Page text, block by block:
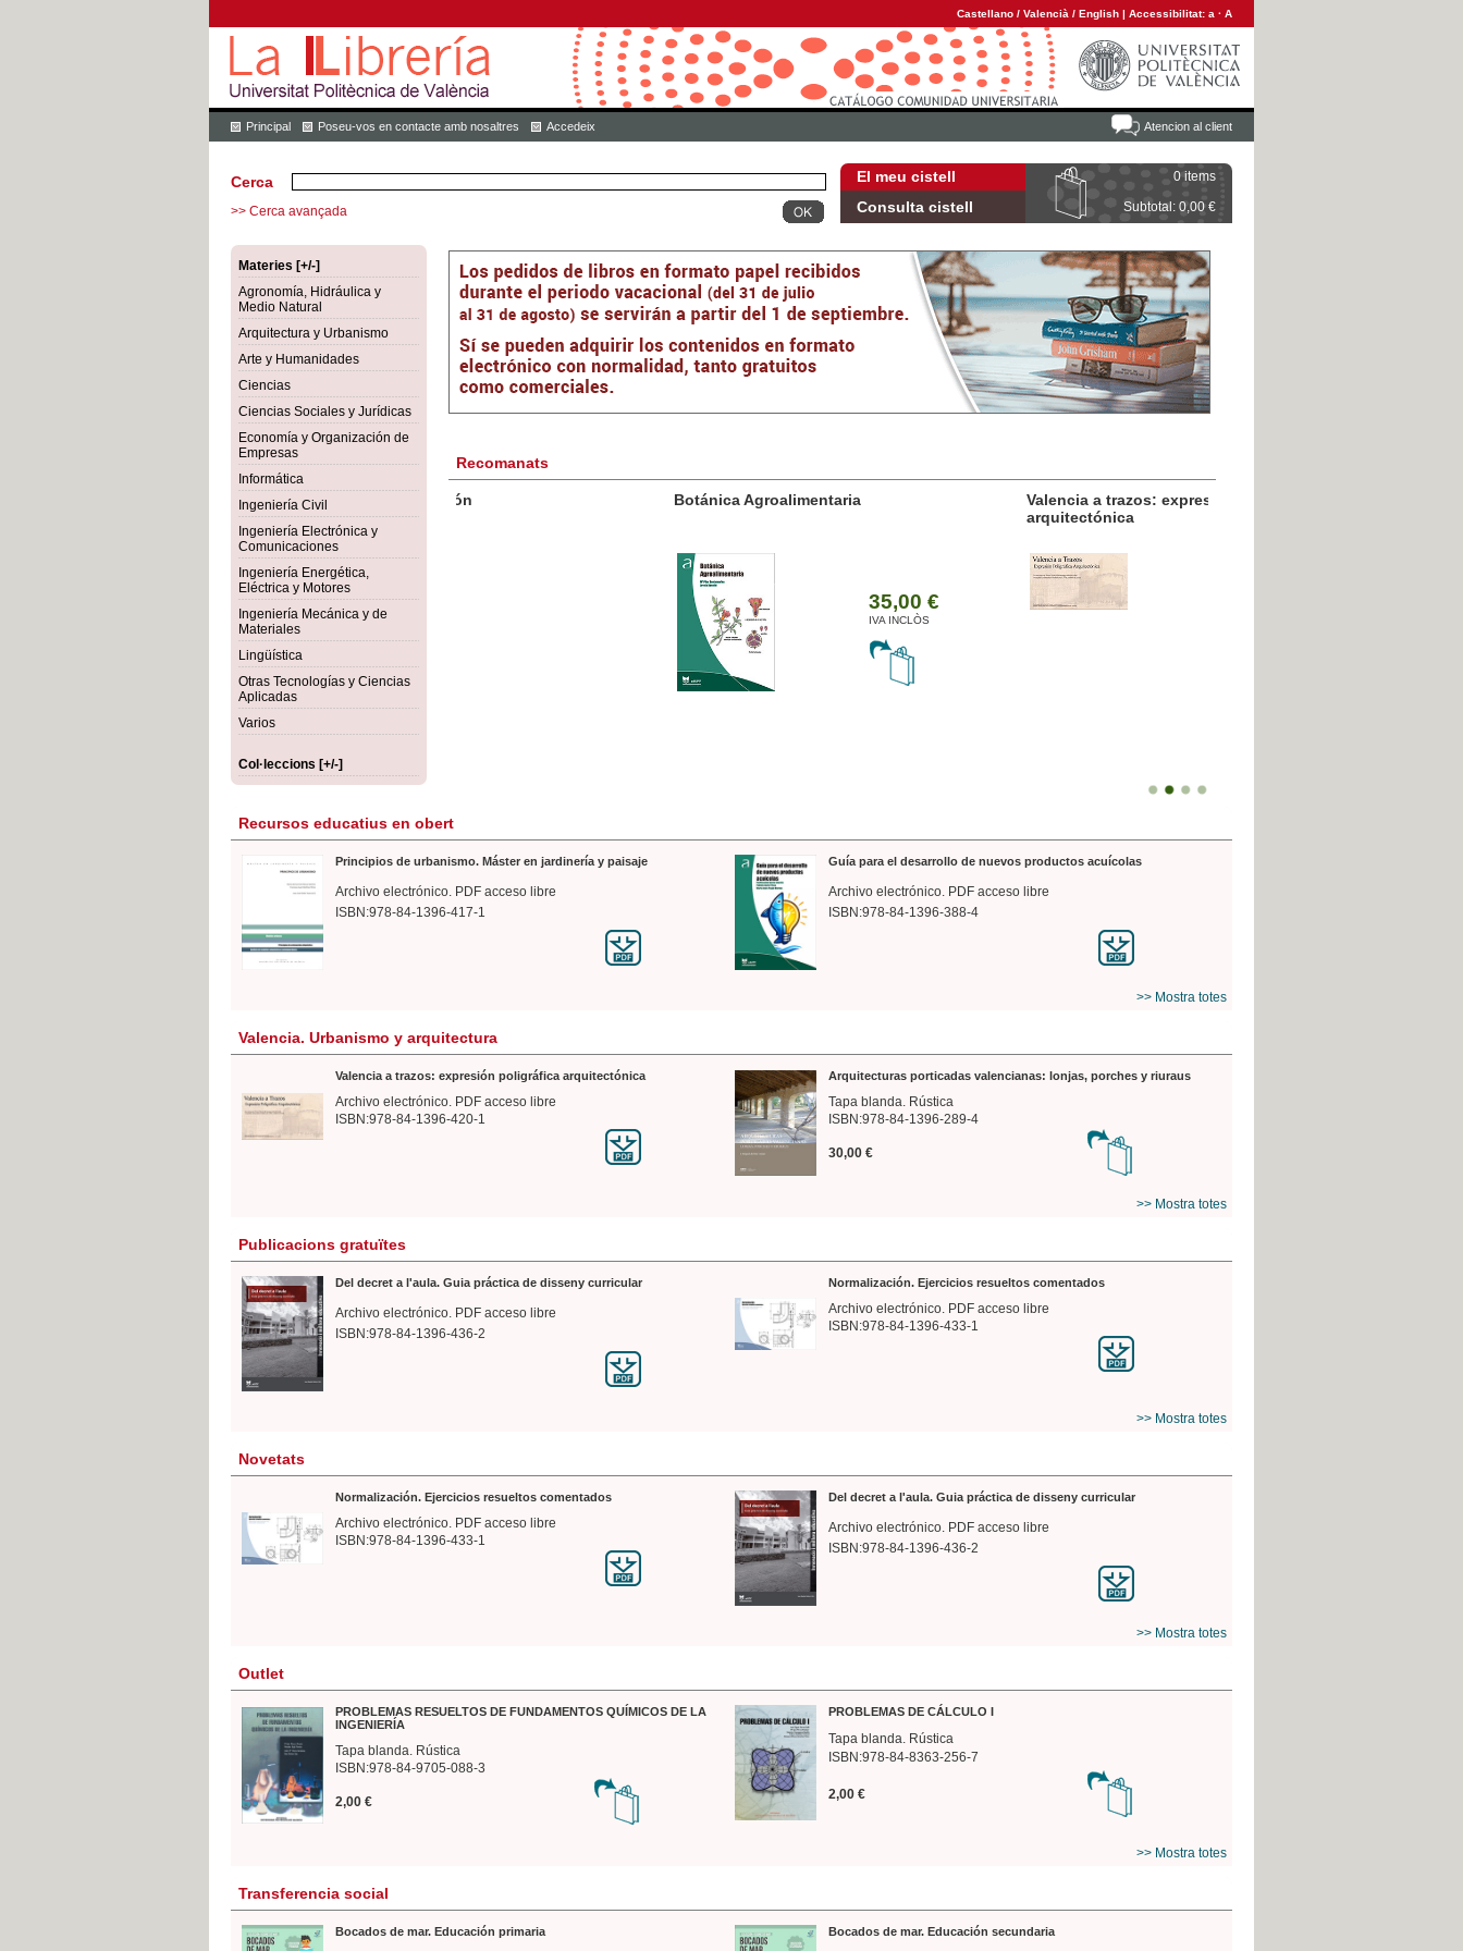
Castellano / Valencià / English | Accessibilitat: a · A
Atencion al client
Principal Poseu-vos en contacte amb nosaltres Accedeix
El meu cistell 0 items
Consulta cistell Subtotal: 0,00 €
Cerca
>> Cerca avançada
Materies [+/-]
Agronomía, Hidráulica y
Medio Natural
Arquitectura y Urbanismo
Arte y Humanidades
Ciencias
Ciencias Sociales y Jurídicas
Economía y Organización de
Empresas
Informática
Ingeniería Civil
Ingeniería Electrónica y
Comunicaciones
Ingeniería Energética,
Eléctrica y Motores
Ingeniería Mecánica y de
Materiales
Lingüística
Otras Tecnologías y Ciencias
Aplicadas
Varios
Col·leccions [+/-]
Recomanats
Botánica Agroalimentaria
35,00 €
IVA INCLÒS
Valencia a trazos: expresión poligráfica
Recursos educatius en obert
Principios de urbanismo. Máster en jardinería y paisaje
Archivo electrónico. PDF acceso libre
ISBN:978-84-1396-417-1
Guía para el desarrollo de nuevos productos acuícolas
Archivo electrónico. PDF acceso libre
ISBN:978-84-1396-388-4
>> Mostra totes
Valencia. Urbanismo y arquitectura
Valencia a trazos: expresión poligráfica arquitectónica
Archivo electrónico. PDF acceso libre
ISBN:978-84-1396-420-1
Arquitecturas porticadas valencianas: lonjas, porches y riuraus
Tapa blanda. Rústica
ISBN:978-84-1396-289-4
30,00 €
>> Mostra totes
Publicacions gratuïtes
Del decret a l'aula. Guia práctica de disseny curricular
Archivo electrónico. PDF acceso libre
ISBN:978-84-1396-436-2
Normalización. Ejercicios resueltos comentados
Archivo electrónico. PDF acceso libre
ISBN:978-84-1396-433-1
>> Mostra totes
Novetats
Normalización. Ejercicios resueltos comentados
Archivo electrónico. PDF acceso libre
ISBN:978-84-1396-433-1
Del decret a l'aula. Guia práctica de disseny curricular
Archivo electrónico. PDF acceso libre
ISBN:978-84-1396-436-2
>> Mostra totes
Outlet
PROBLEMAS RESUELTOS DE FUNDAMENTOS QUÍMICOS DE LA
INGENIERÍA
Tapa blanda. Rústica
ISBN:978-84-9705-088-3
2,00 €
PROBLEMAS DE CÁLCULO I
Tapa blanda. Rústica
ISBN:978-84-8363-256-7
2,00 €
>> Mostra totes
Transferencia social
Bocados de mar. Educación primaria Bocados de mar. Educación secundaria